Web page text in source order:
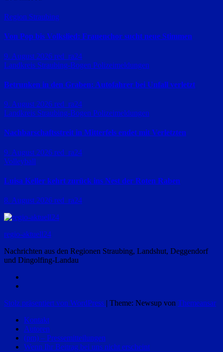
Region Straubing
Von Pop bis Volkslied: Frauenchor sucht neue Stimmen
9. August 2026 red_ra24
Landkreis Straubing-Bogen Polizeimeldungen
Betrunken in den Graben: Autofahrer bei Unfall verletzt
9. August 2026 red_ra24
Landkreis Straubing-Bogen Polizeimeldungen
Nachbarschaftsstreit in Mitterfels endet mit Verletzten
9. August 2026 red_ra24
Volleyball
Luisa Keller kehrt zurück ins Nest der Roten Raben
8. August 2026 red_ra24
regio-aktuell24
Nachrichten aus den Regionen Straubing, Landshut, Deggendorf
und Dingolfing-Landau
Stolz präsentiert von WordPress | Theme: Newsup von Themeansar
Kontakt
Autoren
(pm) – Pressemitteilungen
Wenn Ihr Beitrag bei uns nicht erscheint